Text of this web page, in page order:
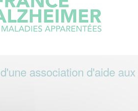
association d'aide aux